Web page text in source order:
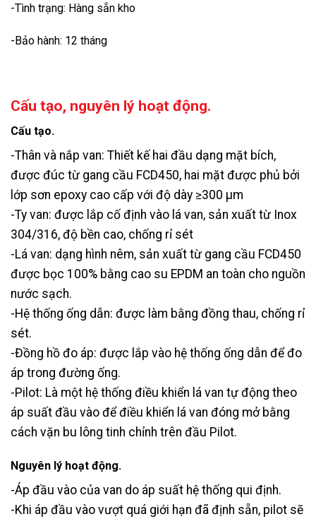
-Tình trạng: Hàng sẵn kho
-Bảo hành: 12 tháng
Cấu tạo, nguyên lý hoạt động.
Cấu tạo.
-Thân và nắp van: Thiết kế hai đầu dạng mặt bích,
được đúc từ gang cầu FCD450, hai mặt được phủ bởi
lớp sơn epoxy cao cấp với độ dày ≥300 μm
-Ty van: được lắp cố định vào lá van, sản xuất từ Inox
304/316, độ bền cao, chống rỉ sét
-Lá van: dạng hình nêm, sản xuất từ gang cầu FCD450
được bọc 100% bằng cao su EPDM an toàn cho nguồn
nước sạch.
-Hệ thống ống dẫn: được làm bằng đồng thau, chống rỉ
sét.
-Đồng hồ đo áp: được lắp vào hệ thống ống dẫn để đo
áp trong đường ống.
-Pilot: Là một hệ thống điều khiển lá van tự động theo
áp suất đầu vào để điều khiển lá van đóng mở bằng
cách vặn bu lông tinh chỉnh trên đầu Pilot.
Nguyên lý hoạt động.
-Áp đầu vào của van do áp suất hệ thống qui định.
-Khi áp đầu vào vượt quá giới hạn đã định sẵn, pilot sẽ